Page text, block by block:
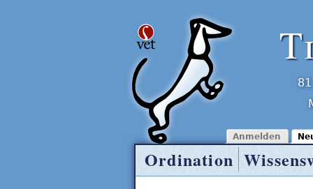
Anmelden
Tierarzt Entner
Ordination